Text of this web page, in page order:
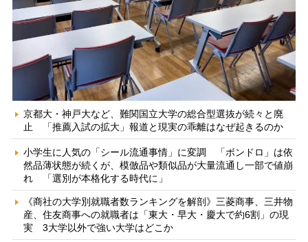
京都大・神戸大など、難関国立大学の総合型選抜が続々と廃
止 「推薦入試の拡大」報道と現実の乖離はなぜ起きるのか
小学生に人気の「シール流通事情」に変調 「ボンドロ」は依
然品薄状態が続くが、模倣品や類似品が大量流通し一部で値崩
れ 「選別が本格化する時代に」
《商社の大学別就職者数ランキングを解剖》三菱商事、三井物
産、住友商事への就職者は「東大・早大・慶大で約6割」の現
実 3大学以外で強い大学はどこか